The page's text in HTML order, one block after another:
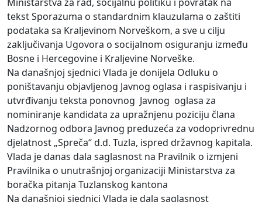
tekst Sporazuma o standardnim klauzulama o zaštiti
podataka sa Kraljevinom Norveškom, a sve u cilju
zaključivanja Ugovora o socijalnom osiguranju između
Bosne i Hercegovine i Kraljevine Norveške.
Na današnjoj sjednici Vlada je donijela Odluku o
poništavanju objavljenog Javnog oglasa i raspisivanju i
utvrđivanju teksta ponovnog Javnog oglasa za
nominiranje kandidata za upražnjenu poziciju člana
Nadzornog odbora Javnog preduzeća za vodoprivrednu
djelatnost „Spreča“ d.d. Tuzla, ispred državnog kapitala.
Vlada je danas dala saglasnost na Pravilnik o izmjeni
Pravilnika o unutrašnjoj organizaciji Ministarstva za
boračka pitanja Tuzlanskog kantona
Na današnjoj sjednici Vlada je dala saglasnost